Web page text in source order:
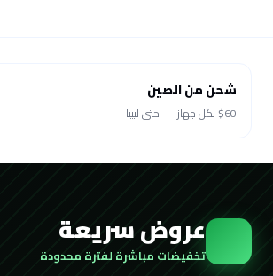
شحن من الصين
$60 لكل جهاز — حتى ليبيا
عروض سريعة
تخفيضات مباشرة لفترة محدودة